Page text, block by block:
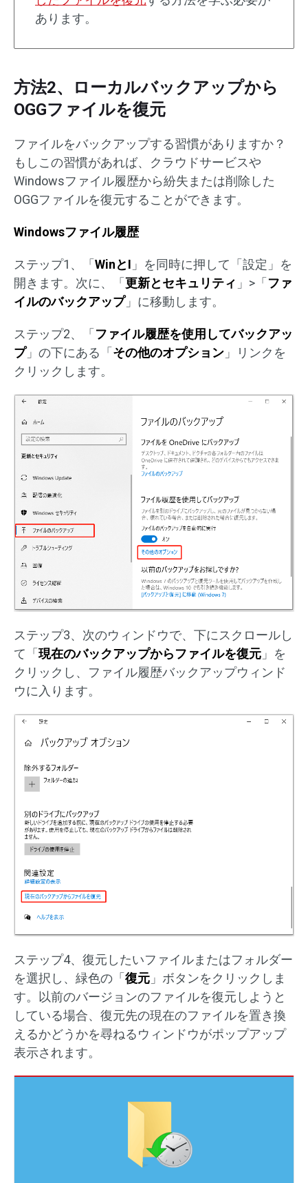
あります。
方法2、ローカルバックアップから
OGGファイルを復元
ファイルをバックアップする習慣がありますか？
もしこの習慣があれば、クラウドサービスや
Windowsファイル履歴から紛失または削除した
OGGファイルを復元することができます。
Windowsファイル履歴
ステップ1、「WinとI 」を同時に押して「設定」を
開きます。次に、「更新とセキュリティ 」>「ファ
イルのバックアップ」に移動します。
ステップ2、「ファイル履歴を使用してバックアッ
プ」の下にある「その他のオプション 」リンクを
クリックします。
ステップ3、次のウィンドウで、下にスクロールし
て「 現在のバックアップからファイルを復元 」を
クリックし、ファイル履歴バックアップウィンド
ウに入ります。
ステップ4、復元したいファイルまたはフォルダー
を選択し、緑色の「 復元 」ボタンをクリックしま
す。以前のバージョンのファイルを復元しようと
している場合、復元先の現在のファイルを置き換
えるかどうかを尋ねるウィンドウがポップアップ
表示されます。